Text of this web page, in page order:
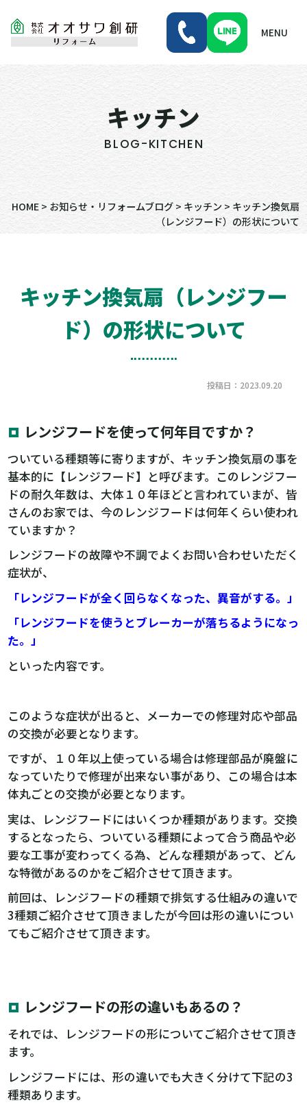
MENU
キッチン
BLOG-KITCHEN
HOME> お知らせ・リフォームブログ> キッチン > キッチン換気扇
（レンジフード）の形状について
キッチン換気扇（レンジフー
ド）の形状について
投稿日：2023.09.20
レンジフードを使って何年目ですか？
ついている種類等に寄りますが、キッチン換気扇の事を
基本的に【レンジフード】と呼びます。このレンジフー
ドの耐久年数は、大体１０年ほどと言われていまが、皆
さんのお家では、今のレンジフードは何年くらい使われ
ていますか？
レンジフードの故障や不調でよくお問い合わせいただく
症状が、
「レンジフードが全く回らなくなった、異音がする。」
「レンジフードを使うとブレーカーが落ちるようになっ
た。」
といった内容です。
このような症状が出ると、メーカーでの修理対応や部品
の交換が必要となります。
ですが、１０年以上使っている場合は修理部品が廃盤に
なっていたりで修理が出来ない事があり、この場合は本
体丸ごとの交換が必要となります。
実は、レンジフードにはいくつか種類があります。交換
するとなったら、ついている種類によって合う商品や必
要な工事が変わってくる為、どんな種類があって、どん
な特徴があるのかをご紹介させて頂きます。
前回は、レンジフードの種類で排気する仕組みの違いで
3種類ご紹介させて頂きましたが今回は形の違いについ
てもご紹介させて頂きます。
レンジフードの形の違いもあるの？
それでは、レンジフードの形についてご紹介させて頂き
ます。
レンジフードには、形の違いでも大きく分けて下記の3
種類あります。